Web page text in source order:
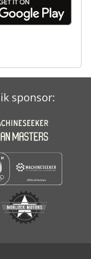
sponsor: